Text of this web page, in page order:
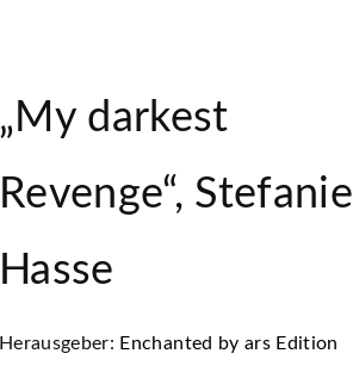
„My darkest
Revenge“, Stefanie
Hasse
Herausgeber: Enchanted by ars Edition